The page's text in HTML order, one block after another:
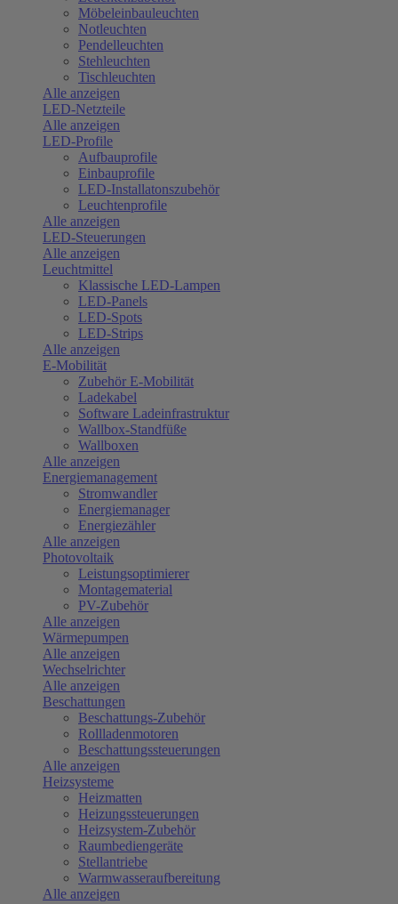
Möbeleinbauleuchten
Notleuchten
Pendelleuchten
Stehleuchten
Tischleuchten
Alle anzeigen
LED-Netzteile
Alle anzeigen
LED-Profile
Aufbauprofile
Einbauprofile
LED-Installatonszubehör
Leuchtenprofile
Alle anzeigen
LED-Steuerungen
Alle anzeigen
Leuchtmittel
Klassische LED-Lampen
LED-Panels
LED-Spots
LED-Strips
Alle anzeigen
E-Mobilität
Zubehör E-Mobilität
Ladekabel
Software Ladeinfrastruktur
Wallbox-Standfüße
Wallboxen
Alle anzeigen
Energiemanagement
Stromwandler
Energiemanager
Energiezähler
Alle anzeigen
Photovoltaik
Leistungsoptimierer
Montagematerial
PV-Zubehör
Alle anzeigen
Wärmepumpen
Alle anzeigen
Wechselrichter
Alle anzeigen
Beschattungen
Beschattungs-Zubehör
Rollladenmotoren
Beschattungssteuerungen
Alle anzeigen
Heizsysteme
Heizmatten
Heizungssteuerungen
Heizsystem-Zubehör
Raumbediengeräte
Stellantriebe
Warmwasseraufbereitung
Alle anzeigen